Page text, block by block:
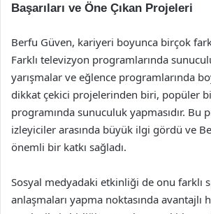
Başarıları ve Öne Çıkan Projeleri
Berfu Güven, kariyeri boyunca birçok
Farklı televizyon programlarında
yarışmalar ve eğlence programlarında
dikkat çekici projelerinden biri, popüler
programında sunuculuk yapmasıdır. Bu
izleyiciler arasında büyük ilgi gördü ve
önemli bir katkı sağladı.
Sosyal medyadaki etkinliği de onu farklı
anlaşmaları yapma noktasında avantajlı